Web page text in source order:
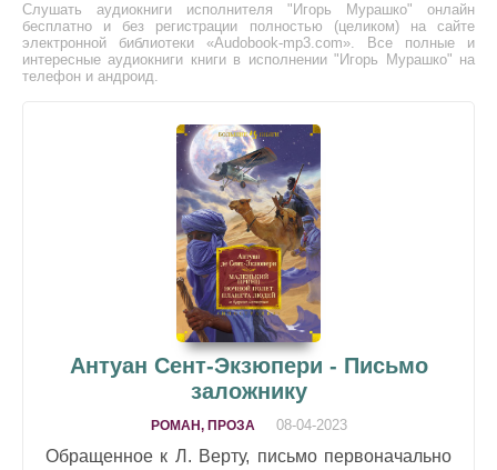
Слушать аудиокниги исполнителя "Игорь Мурашко" онлайн
бесплатно и без регистрации полностью (целиком) на сайте
электронной библиотеки «Audobook-mp3.com». Все полные и
интересные аудиокниги книги в исполнении "Игорь Мурашко" на
телефон и андроид.
Антуан Сент-Экзюпери - Письмо
заложнику
РОМАН, ПРОЗА 08-04-2023
Обращенное к Л. Верту, письмо первоначально